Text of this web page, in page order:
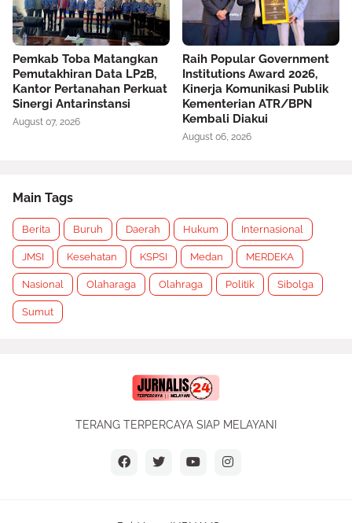
Pemkab Toba Matangkan
Pemutakhiran Data LP2B,
Kantor Pertanahan Perkuat
Sinergi Antarinstansi
August 07, 2026
Raih Popular Government
Institutions Award 2026,
Kinerja Komunikasi Publik
Kementerian ATR/BPN
Kembali Diakui
August 06, 2026
Main Tags
Berita Buruh Daerah Hukum Internasional
JMSI Kesehatan KSPSI Medan MERDEKA
Nasional Olaharaga Olahraga Politik Sibolga
Sumut
TERANG TERPERCAYA SIAP MELAYANI